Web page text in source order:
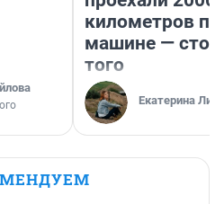
километров по
машине —
того
Екатерина